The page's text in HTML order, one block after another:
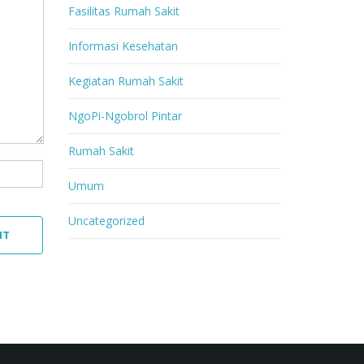
Fasilitas Rumah Sakit
Informasi Kesehatan
Kegiatan Rumah Sakit
NgoPi-Ngobrol Pintar
Rumah Sakit
Umum
Uncategorized